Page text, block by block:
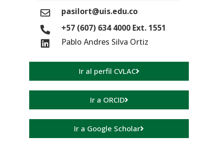
pasilort@uis.edu.co
+57 (607) 634 4000 Ext. 1551
Pablo Andres Silva Ortiz
Ir al perfil CVLAC
Ir a ORCID
Ir a Google Scholar